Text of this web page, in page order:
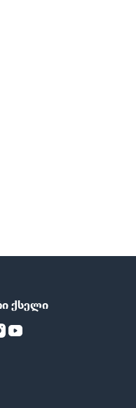
ქსელი